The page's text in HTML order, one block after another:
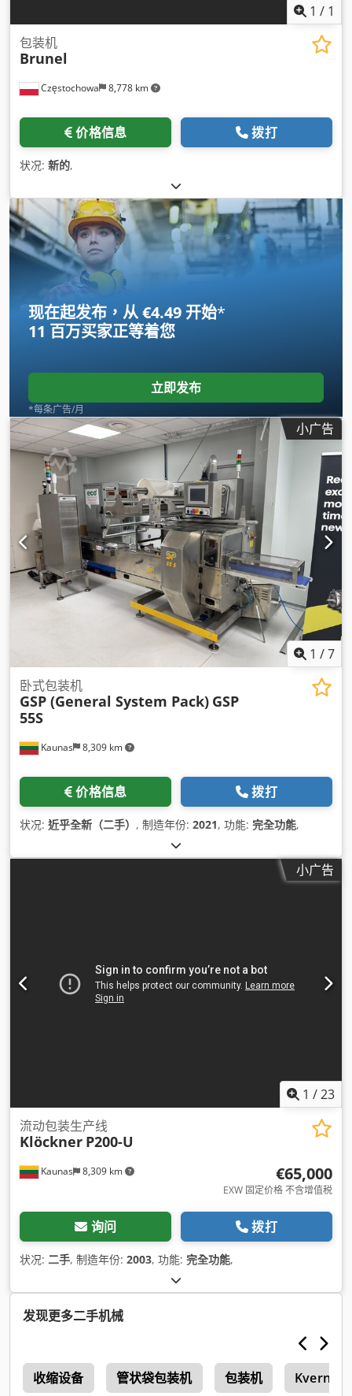
1 / 1
Częstochowa 8,778 km
包装机
Brunel
价格信息 拨打
状况: 新的,
现在起发布，从 €4.49 开始*
11 百万买家正等着您
立即发布
*每条广告/月
小广告
1 /7
Kaunas 8,309 km
卧式包装机
GSP (General System Pack) GSP
55S
价格信息 拨打
状况: 近乎全新（二手） , 制造年份: 2021, 功能: 完全功能,
小广告
1 /23
Kaunas 8,309 km
流动包装生产线
Klöckner P200-U
€65,000
EXW 固定价格 不含增值税
询问 拨打
状况: 二手, 制造年份: 2003, 功能: 完全功能,
发现更多二手机械
收缩设备 管状袋包装机 包装机